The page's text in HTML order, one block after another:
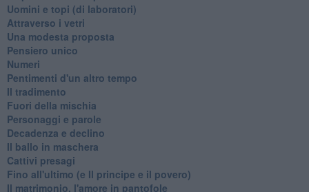
Uomini e topi (di laboratori)
Attraverso i vetri
Una modesta proposta
Pensiero unico
Numeri
Pentimenti d'un altro tempo
Il tradimento
Fuori della mischia
Personaggi e parole
Decadenza e declino
Il ballo in maschera
Cattivi presagi
Fino all'ultimo (e Il principe e il povero)
Il matrimonio, l'amore in pantofole